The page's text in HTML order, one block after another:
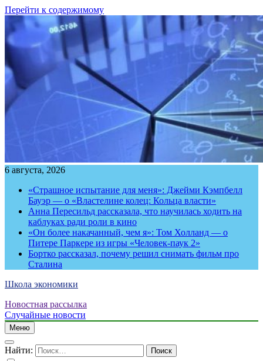
Перейти к содержимому
6 августа, 2026
«Страшное испытание для меня»: Джейми Кэмпбелл
Бауэр — о «Властелине колец: Кольца власти»
Анна Пересильд рассказала, что научилась ходить на
каблуках ради роли в кино
«Он более накачанный, чем я»: Том Холланд — о
Питере Паркере из игры «Человек-паук 2»
Бортко рассказал, почему решил снимать фильм про
Сталина
Школа экономики
Новостная рассылка
Случайные новости
Меню
Найти: